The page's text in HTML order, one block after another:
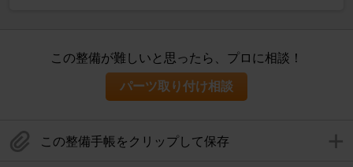
この整備が難しいと思ったら、プロに相談！
パーツ取り付け相談
この整備手帳をクリップして保存